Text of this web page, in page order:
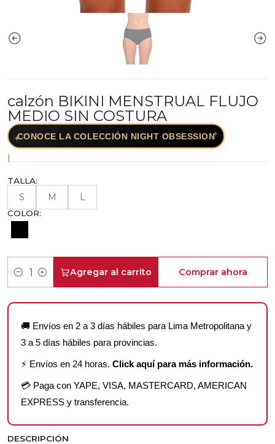
calzón BIKINI MENSTRUAL FLUJO
MEDIO SIN COSTURA
✦
✦CONOCE LA COLECCIÓN NIGHT OBSESSION
|
TALLA:
S M L
COLOR:
Cantidad
Agregar al carrito Comprar ahora
🚚 Envíos en 2 a 3 días hábiles para Lima Metropolitana y
3 a 5 días hábiles para provincias.
⚡ Envíos en 24 horas. Click aquí para más información.
💳 Paga con YAPE, VISA, MASTERCARD, AMERICAN
EXPRESS y transferencia.
DESCRIPCIÓN